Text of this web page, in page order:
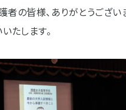
の皆様、ありがとうござい
たします。